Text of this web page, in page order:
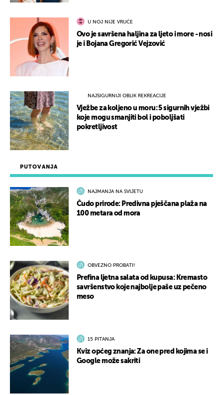
PUTOVANJA
NAJMANJA NA SVIJETU
Čudo prirode: Predivna pješčana plaža na
100 metara od mora
OBVEZNO PROBATI!
Prefina ljetna salata od kupusa: Kremasto
savršenstvo koje najbolje paše uz pečeno
meso
15 PITANJA
Kviz općeg znanja: Za one pred kojima se i
Google može sakriti
U NOJ NIJE VRUĆE
Ovo je savršena haljina za ljeto i more - nosi
je i Bojana Gregorić Vejzović
NAJSIGURNIJI OBLIK REKREACIJE
Vježbe za koljeno u moru: 5 sigurnih vježbi
koje mogu smanjiti bol i poboljšati
pokretljivost